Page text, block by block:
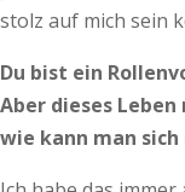
stolz auf mich sein
Du bist ein
Aber dieses
wie kann man